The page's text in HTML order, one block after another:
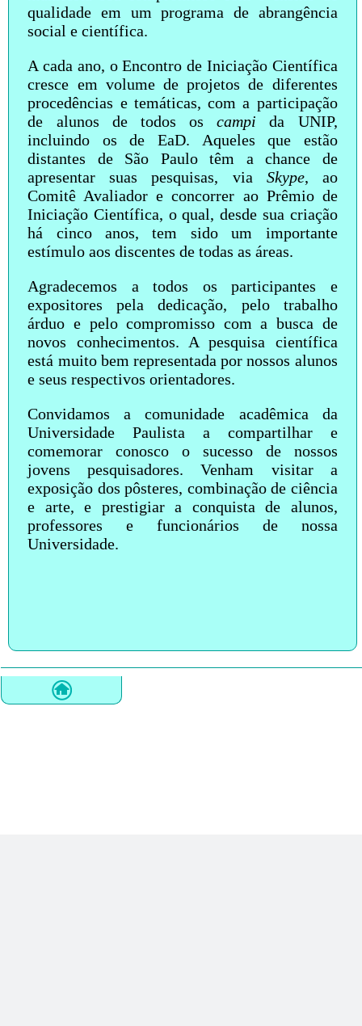
qualidade em um programa de abrangência
social e científica.
A cada ano, o Encontro de Iniciação Científica
cresce em volume de projetos de diferentes
procedências e temáticas, com a participação
de alunos de todos oscampi da UNIP,
incluindo os de EaD. Aqueles que estão
distantes de São Paulo têm a chance de
apresentar suas pesquisas, via Skype, ao
Comitê Avaliador e concorrer ao Prêmio de
Iniciação Científica, o qual, desde sua criação
há cinco anos, tem sido um importante
estímulo aos discentes de todas as áreas.
Agradecemos a todos os participantes e
expositores pela dedicação, pelo trabalho
árduo e pelo compromisso com a busca de
novos conhecimentos. A pesquisa científica
está muito bem representada por nossos alunos
e seus respectivos orientadores.
Convidamos a comunidade acadêmica da
Universidade Paulista a compartilhar e
comemorar conosco o sucesso de nossos
jovens pesquisadores. Venham visitar a
exposição dos pôsteres, combinação de ciência
e arte, e prestigiar a conquista de alunos,
professores e funcionários de nossa
Universidade.